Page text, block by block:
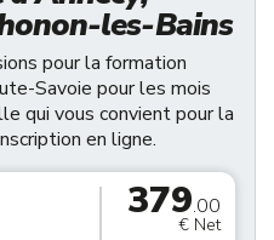
les-Bains
pour la formation
Savoie pour les mois
qui vous convient pour la
en ligne.
379.00
€ Net